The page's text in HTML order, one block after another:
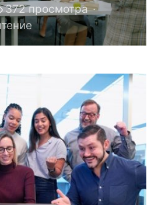
372 просмотра